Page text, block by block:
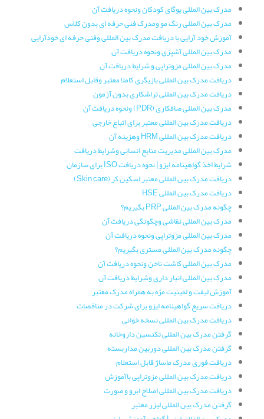
مدرک بین المللی یوگای کودکان ونحوه دریافت آن
مدرک بین المللی رنگ مو ومدرک فنی حرفه ای بدون کلاس
آموزش خود آرایی با دریافت مدرک بین المللی وفنی حرفه ای خودآرایی
مدرک بین المللی آشپزی ونحوه دریافت آن
مدرک بین المللی مزوتراپی و شرایط دریافت آن
دریافت مدرک بین المللی بازیگری کاملا معتبر وقابل استعلام
دریافت مدرک بین المللی تراشکاری بدون آزمون
مدرک بین المللی صافکاری (PDR) ونحوه دریافت آن
دریافت مدرک بین المللی معتبر برای اتباع خارجی
دریافت مدرک بین المللی HRM وهزینه آن
مدرک بین المللی مدیریت منابع انسانی وشرایط دریافت
شرایط اخذ گواهینامه ایزو | نحوه دریافت ISO برای سازمان
دریافت مدرک بین المللی معتبر اسکین کر (Skin care)
دریافت مدرک بین المللی HSE
چگونه مدرک بین المللی PRP بگیریم؟
مدرک بین المللی نقاشی وچگونگی دریافت آن
مدرک بین المللی مزوتراپی ونحوه دریافت آن
چگونه مدرک بین المللی مستری بگیریم؟
مدرک بین المللی کاشت ناخن ونحوه دریافت آن
مدرک بین المللی انبار داری وشرایط دریافت آن
آموزش لیفت و لمینیت مژه به همراه مدرک معتبر
دریافت سریع گواهینامه ایزو برای شرکت در مناقصات
دریافت مدرک بین المللی نسخه خوانی
گرفتن مدرک بین المللی تکنسین داروخانه
گرفتن مدرک بین المللی دوربین مداربسته
دریافت فوری مدرک ماساژ قابل استعلام
دریافت مدرک بین المللی مزوتراپی باآموزش
دریافت مدرک بین المللی اصلاح ابرو و صورت
گرفتن مدرک بین المللی لیزر معتبر